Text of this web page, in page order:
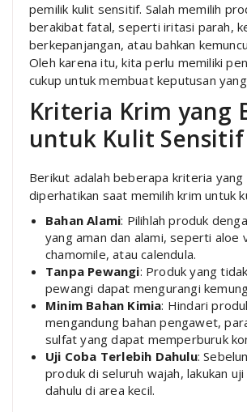
pemilik kulit sensitif. Salah memilih
berakibat fatal, seperti iritasi parah,
berkepanjangan, atau bahkan
Oleh karena itu, kita perlu memiliki
cukup untuk membuat keputusan
Kriteria Krim yang
untuk Kulit Sensitif
Berikut adalah beberapa kriteria yang
diperhatikan saat memilih krim untuk
Bahan Alami: Pilihlah produk
yang aman dan alami, seperti aloe
chamomile, atau calendula.
Tanpa Pewangi: Produk yang
pewangi dapat mengurangi
Minim Bahan Kimia: Hindari
mengandung bahan pengawet,
sulfat yang dapat memperburuk
Uji Coba Terlebih Dahulu:
produk di seluruh wajah, lakukan
dahulu di area kecil.